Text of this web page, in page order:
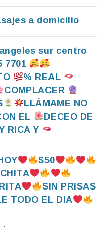
a domicilio
sur centro
7701
% REAL
COMPLACER
LLÁMAME NO
EL
DECEO DE
RICA Y
$50
SIN PRISAS
TODO EL DIA